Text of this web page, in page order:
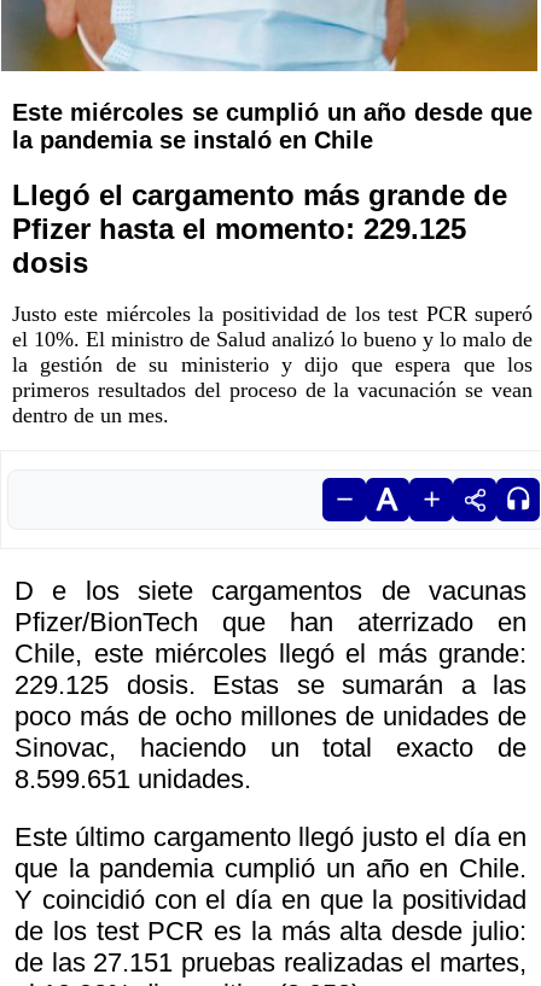
Este miércoles se cumplió un año desde que
la pandemia se instaló en Chile
Llegó el cargamento más grande de
Pfizer hasta el momento: 229.125
dosis
Justo este miércoles la positividad de los test PCR superó
el 10%. El ministro de Salud analizó lo bueno y lo malo de
la gestión de su ministerio y dijo que espera que los
primeros resultados del proceso de la vacunación se vean
dentro de un mes.
D e los siete cargamentos de vacunas
Pfizer/BionTech que han aterrizado en
Chile, este miércoles llegó el más grande:
229.125 dosis. Estas se sumarán a las
poco más de ocho millones de unidades de
Sinovac, haciendo un total exacto de
8.599.651 unidades.
Este último cargamento llegó justo el día en
que la pandemia cumplió un año en Chile.
Y coincidió con el día en que la positividad
de los test PCR es la más alta desde julio:
de las 27.151 pruebas realizadas el martes,